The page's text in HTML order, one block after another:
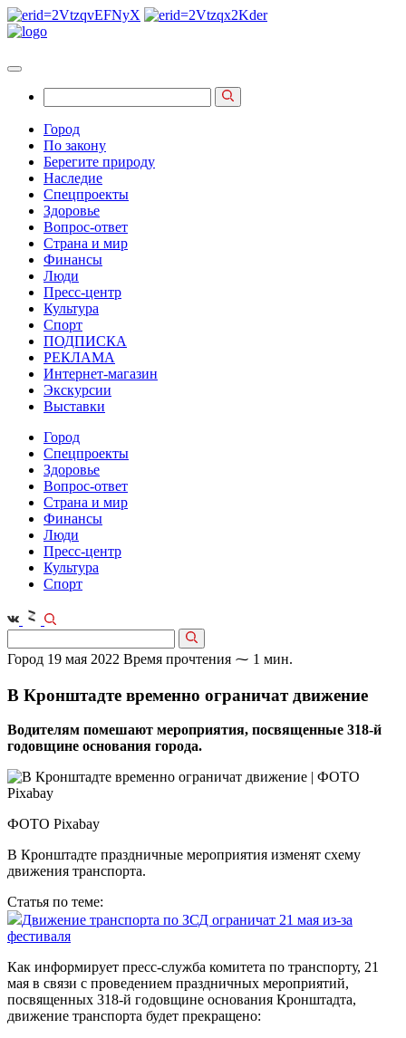
Город
По закону
Берегите природу
Наследие
Спецпроекты
Здоровье
Вопрос-ответ
Страна и мир
Финансы
Люди
Пресс-центр
Культура
Спорт
ПОДПИСКА
РЕКЛАМА
Интернет-магазин
Экскурсии
Выставки
Город
Спецпроекты
Здоровье
Вопрос-ответ
Страна и мир
Финансы
Люди
Пресс-центр
Культура
Спорт
Город 19 мая 2022 Время прочтения ⁓ 1 мин.
В Кронштадте временно ограничат движение
Водителям помешают мероприятия, посвященные 318-й
годовщине основания города.
ФОТО Pixabay
В Кронштадте праздничные мероприятия изменят схему
движения транспорта.
Статья по теме:
Движение транспорта по ЗСД ограничат 21 мая из-за
фестиваля
Как информирует пресс-служба комитета по транспорту, 21
мая в связи с проведением праздничных мероприятий,
посвященных 318-й годовщине основания Кронштадта,
движение транспорта будет прекращено: